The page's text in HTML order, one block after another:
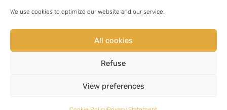
We use cookies to optimize our website and our service.
All cookies
Refuse
View preferences
Communication
Charter of Good